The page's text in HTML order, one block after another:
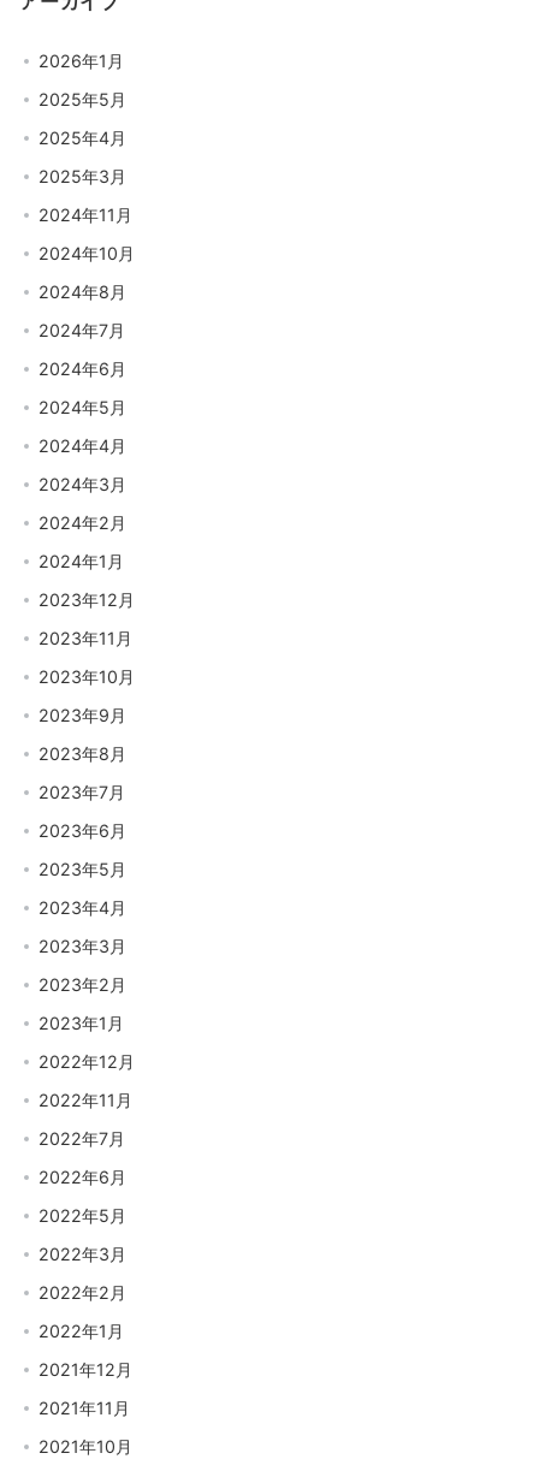
2026年1月
2025年5月
2025年4月
2025年3月
2024年11月
2024年10月
2024年8月
2024年7月
2024年6月
2024年5月
2024年4月
2024年3月
2024年2月
2024年1月
2023年12月
2023年11月
2023年10月
2023年9月
2023年8月
2023年7月
2023年6月
2023年5月
2023年4月
2023年3月
2023年2月
2023年1月
2022年12月
2022年11月
2022年7月
2022年6月
2022年5月
2022年3月
2022年2月
2022年1月
2021年12月
2021年11月
2021年10月